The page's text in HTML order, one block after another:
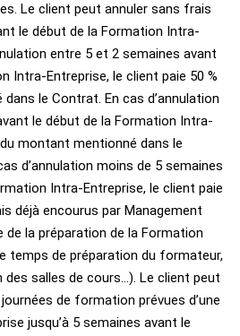
Le client peut annuler sans frais
le début de la Formation Intra-
entre 5 et 2 semaines avant
Intra-Entreprise, le client paie 50 %
le Contrat. En cas d’annulation
le début de la Formation Intra-
montant mentionné dans le
d’annulation moins de 5 semaines
Intra-Entreprise, le client paie
déjà encourus par Management
de la préparation de la Formation
temps de préparation du formateur,
salles de cours…). Le client peut
de formation prévues d’une
jusqu’à 5 semaines avant le